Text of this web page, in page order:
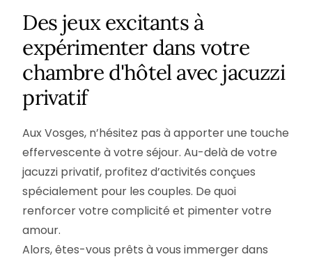
Des jeux excitants à
expérimenter dans votre
chambre d'hôtel avec jacuzzi
privatif
Aux Vosges, n’hésitez pas à apporter une touche
effervescente à votre séjour. Au-delà de votre
jacuzzi privatif, profitez d’activités conçues
spécialement pour les couples. De quoi
renforcer votre complicité et pimenter votre
amour.
Alors, êtes-vous prêts à vous immerger dans